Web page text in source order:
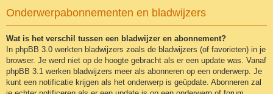
Onderwerpabonnementen en bladwijzers
Wat is het verschil tussen een bladwijzer en abonnement?
In phpBB 3.0 werkten bladwijzers zoals de bladwijzers (of favorieten) in je
browser. Je werd niet op de hoogte gebracht als er een update was. Vanaf
phpBB 3.1 werken bladwijzers meer als abonneren op een onderwerp. Je
kunt een notificatie krijgen als het onderwerp is geüpdate. Abonneren zal